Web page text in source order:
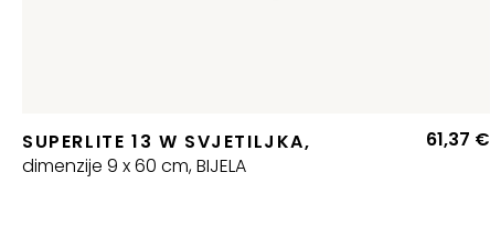
SUPERLITE 13 W SVJETILJKA,
dimenzije 9 x 60 cm, BIJELA
61,37 €